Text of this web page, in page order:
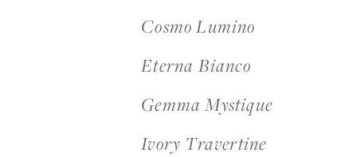
Cosmo Lumino
Eterna Bianco
Gemma Mystique
Ivory Travertine